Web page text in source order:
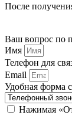
После
Ваш вопрос по
Имя
Телефон для
Email
Удобная форма
Нажимая